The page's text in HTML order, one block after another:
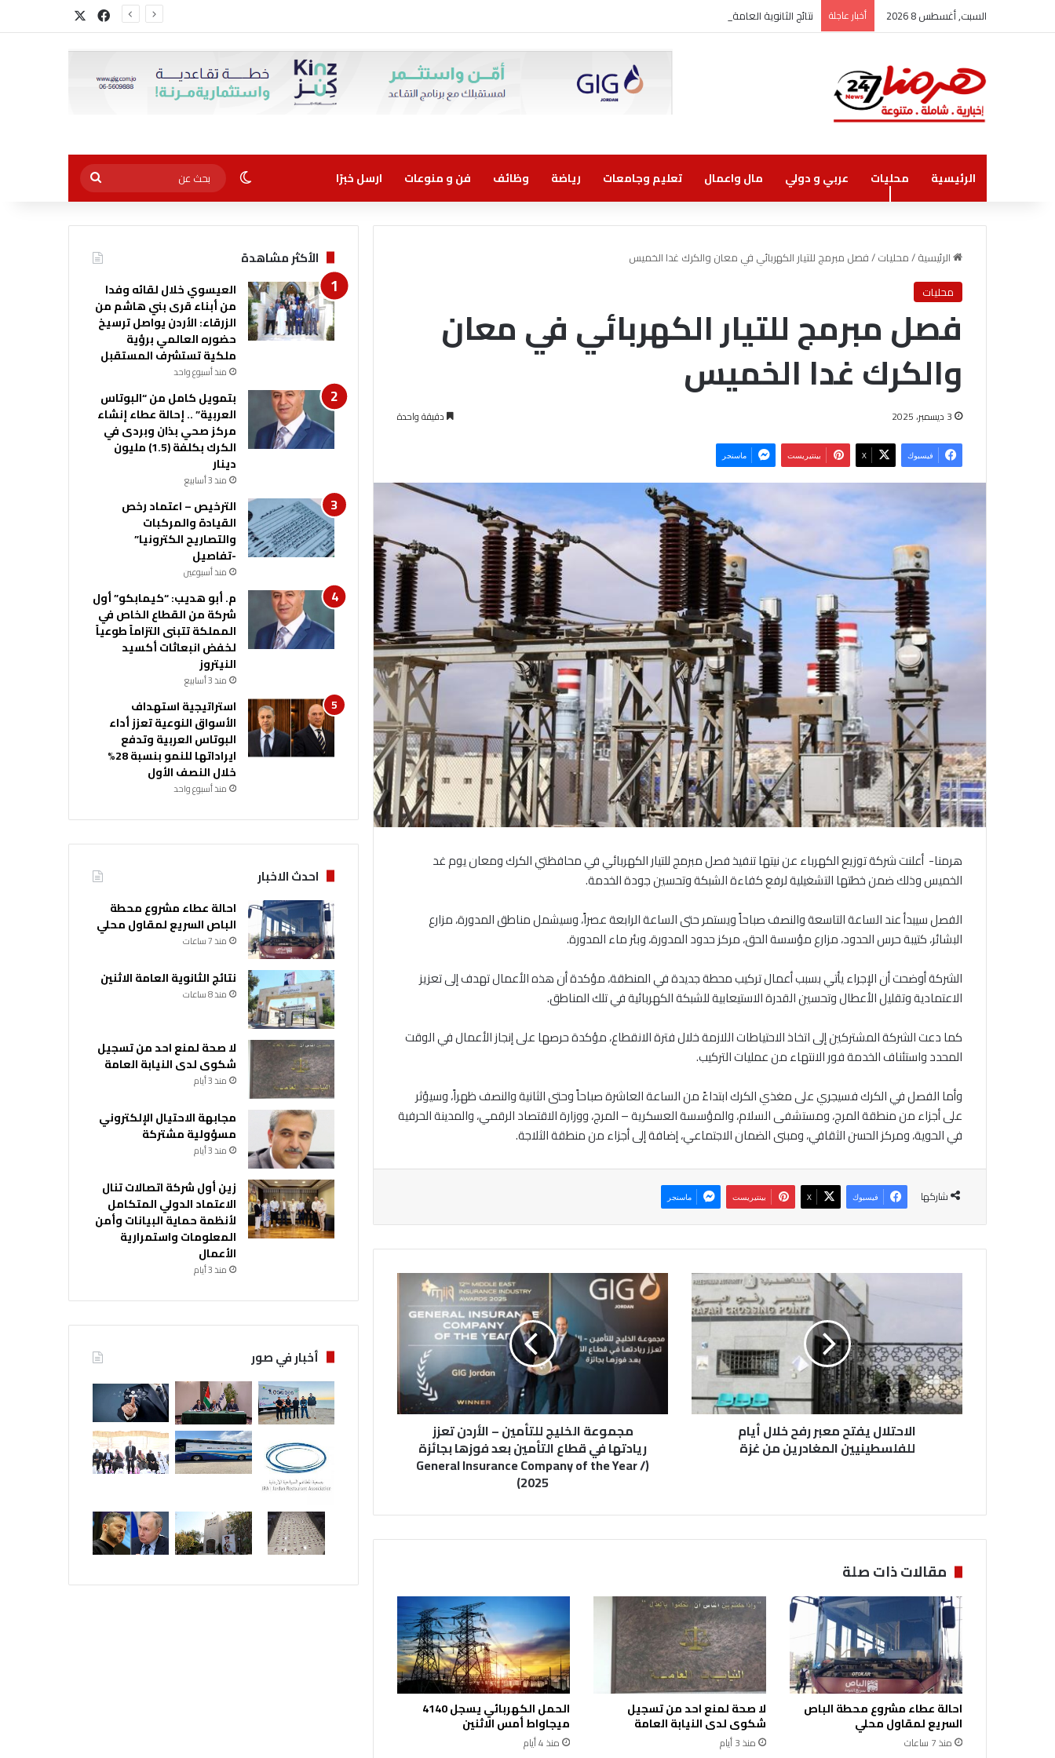
السبت, أغسطس 8 2026 أخبار عاجلة نتائج الثانوية العامة الاثنين فيسبوك
الرئيسية محليات عربي و دولي مال واعمال تعليم وجامعات رياضة وظائف فن و منوعات ارسل خبرًا الوضع المظلم
بحث
عن
الرئيسية/محليات/فصل مبرمج للتيار الكهربائي في معان والكرك غدا الخميس
محليات
فصل مبرمج للتيار الكهربائي في معان
والكرك غدا الخميس
3 ديسمبر، 2025 دقيقة واحدة
فيسبوك ‫X بينتيريست ماسنجر
هرمنا- أعلنت شركة توزيع الكهرباء عن نيتها تنفيذ فصل مبرمج للتيار الكهربائي في محافظتي الكرك ومعان يوم غد
الخميس وذلك ضمن خطتها التشغيلية لرفع كفاءة الشبكة وتحسين جودة الخدمة.
الفصل سيبدأ عند الساعة التاسعة والنصف صباحاً ويستمر حتى الساعة الرابعة عصراً، وسيشمل مناطق المدورة، مزارع
البشائر، كتيبة حرس الحدود، مزارع مؤسسة الحق، مركز حدود المدورة، وبئر ماء المدورة.
الشركة أوضحت أن الإجراء يأتي بسبب أعمال تركيب محطة جديدة في المنطقة، مؤكدة أن هذه الأعمال تهدف إلى تعزيز
الاعتمادية وتقليل الأعطال وتحسين القدرة الاستيعابية للشبكة الكهربائية في تلك المناطق.
كما دعت الشركة المشتركين إلى اتخاذ الاحتياطات اللازمة خلال فترة الانقطاع، مؤكدة حرصها على إنجاز الأعمال في الوقت
المحدد واستئناف الخدمة فور الانتهاء من عمليات التركيب.
وأما الفصل في الكرك فسيجري على مغذي الكرك ابتداءً من الساعة العاشرة صباحاً وحتى الثانية والنصف ظهراً، وسيؤثر
على أجزاء من منطقة المرج، ومستشفى السلام، والمؤسسة العسكرية – المرج، ووزارة الاقتصاد الرقمي، والمدينة الحرفية
في الحوية، ومركز الحسن الثقافي، ومبنى الضمان الاجتماعي، إضافة إلى أجزاء من منطقة الثلاجة.
شاركها فيسبوك ‫X بينتيريست ماسنجر
ا
ت
ل
ا
ل
ي
ب
ر
ح
خ
ل
أ
ي
ا
م
ل
ل
الاحتلال يفتح معبر رفح خلال أيام
للفلسطينيين المغادرين من غزة
ع
خ
ت
م
–
ا
ل
أ
ر
د
ن
ت
ع
مجموعة الخليج للتأمين – الأردن تعزز
ريادتها في قطاع التأمين بعد فوزها بجائزة
(General Insurance Company of the Year /
2025)
مقالات ذات صلة
احالة عطاء مشروع محطة الباص
السريع لمقاول محلي
منذ 7 ساعات
لا صحة لمنع احد من تسجيل
شكوى لدى النيابة العامة
منذ 3 أيام
الحمل الكهربائي يسجل 4140
ميجاواط أمس الاثنين
منذ 4 أيام
الأكثر مشاهدة
العيسوي خلال لقائه وفدا
من أبناء قرى بني هاشم من
الزرقاء: الأردن يواصل ترسيخ
حضوره العالمي برؤية
ملكية تستشرف المستقبل
منذ أسبوع واحد
بتمويل كامل من “البوتاس
العربية” .. إحالة عطاء إنشاء
مركز صحي بذان وبردى في
الكرك بكلفة (1.5) مليون
دينار
منذ 3 أسابيع
الترخيص – اعتماد رخص
القيادة والمركبات
والتصاريح الكترونيا”
-تفاصيل
منذ أسبوعين
م. أبو هديب: “كيمابكو” أول
شركة من القطاع الخاص في
المملكة تتبنى التزاماً طوعياً
لخفض انبعاثات أكسيد
النيتروز
منذ 3 أسابيع
استراتيجية استهداف
الأسواق النوعية تعزز أداء
البوتاس العربية وتدفع
ايراداتها للنمو بنسبة 28%
خلال النصف الأول
منذ أسبوع واحد
احدث الاخبار
احالة عطاء مشروع محطة
الباص السريع لمقاول محلي
منذ 7 ساعات
نتائج الثانوية العامة الاثنين
منذ 8 ساعات
لا صحة لمنع احد من تسجيل
شكوى لدى النيابة العامة
منذ 3 أيام
مجابهة الاحتيال الإلكتروني
مسؤولية مشتركة
منذ 3 أيام
زين أول شركة اتصالات تنال
الاعتماد الدولي المتكامل
لأنظمة حماية البيانات وأمن
المعلومات واستمرارية
الأعمال
منذ 3 أيام
أخبار في صور